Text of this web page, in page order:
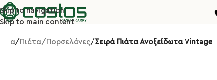
Skip to navigation
Skip to main content
Πιάτα/Πορσελάνες Σειρά Πιάτα Ανοξείδωτα Vintage